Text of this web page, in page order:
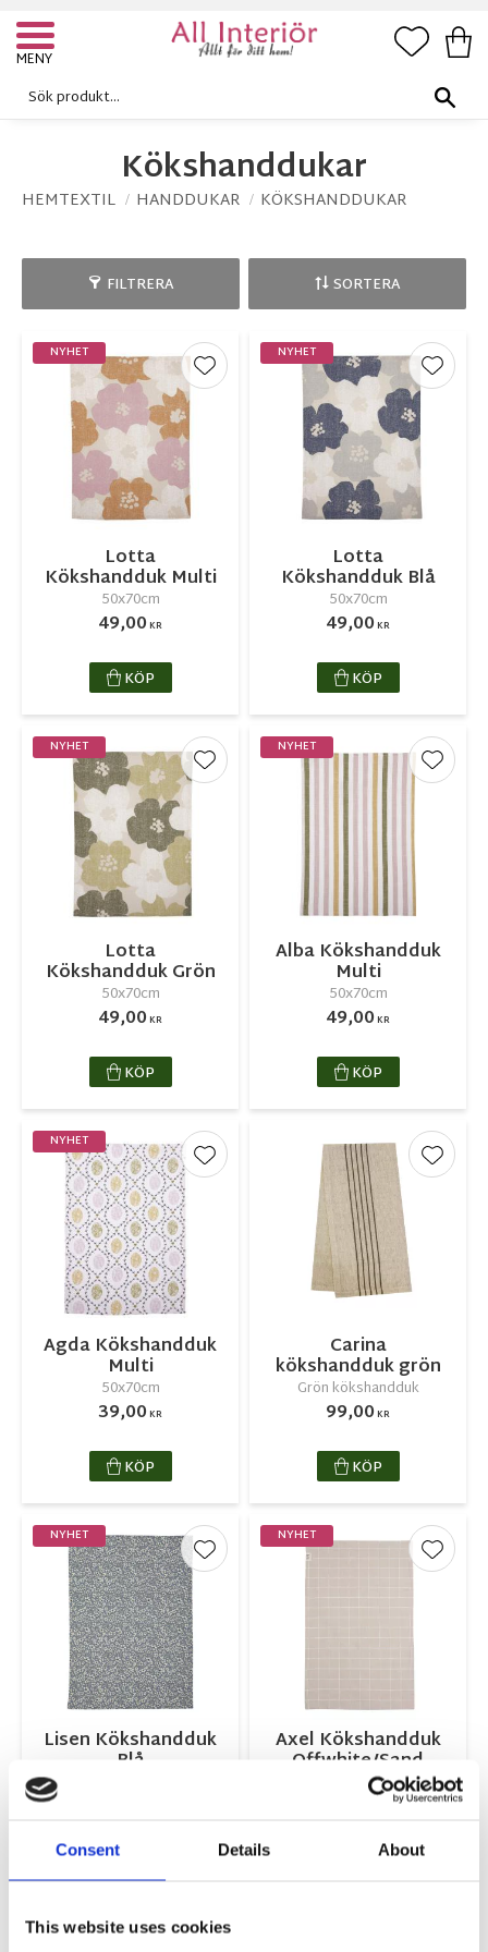
Consent Details About
This website uses cookies
Meny
Kökshanddukar
HEMTEXTIL HANDDUKAR KÖKSHANDDUKAR
FILTRERA SORTERA
Lotta
Kökshandduk Multi
50x70cm
49,00KR
NYHET
Lägg till i favoriter
KÖP
Lotta
Kökshandduk Blå
50x70cm
49,00KR
NYHET
Lägg
KÖP
Lotta
Kökshandduk Grön
50x70cm
49,00KR
NYHET
Lägg till i favoriter
KÖP
Alba Kökshandduk
Multi
50x70cm
49,00KR
NYHET
Lägg
KÖP
Agda Kökshandduk
Multi
50x70cm
39,00KR
NYHET
Lägg till i favoriter
KÖP
Carina
kökshandduk grön
Grön kökshandduk
99,00KR
Lägg
KÖP
Lisen Kökshandduk
Blå
NYHET
Lägg till i favoriter
Axel Kökshandduk
Offwhite/Sand
50X70cm
NYHET
Lägg
KÖP